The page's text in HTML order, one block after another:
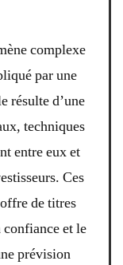
complexe
par une
résulte d’une
techniques
entre eux et
Ces
de titres
et le
prévision